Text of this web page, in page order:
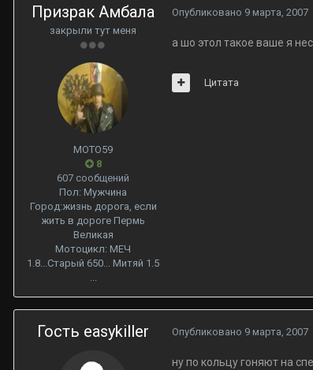
Призрак Амбала
закрыли тут меня
МОТО59
8
607 сообщений
Пол: Мужчина
Город:жизнь дорога, если
жить в дороге Пермь
Великая
Мотоцикл: МЕЧ
1.8...Старый 650... Митяй 1.5
...
Опубликовано 9 марта, 2007
а шо этол такое ваше я
Цитата
Гость easykiller Опубликовано 9 марта, 2007
ну по кольцу гоняют на